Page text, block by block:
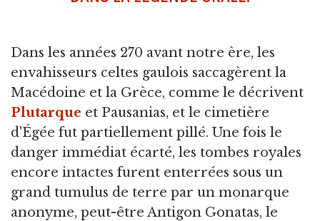
Dans les années 270 avant notre ère, les
envahisseurs celtes gaulois saccagèrent la
Macédoine et la Grèce, comme le décrivent
Plutarque et Pausanias, et le cimetière
d'Égée fut partiellement pillé. Une fois le
danger immédiat écarté, les tombes royales
encore intactes furent enterrées sous un
grand tumulus de terre par un monarque
anonyme, peut-être Antigon Gonatas, le